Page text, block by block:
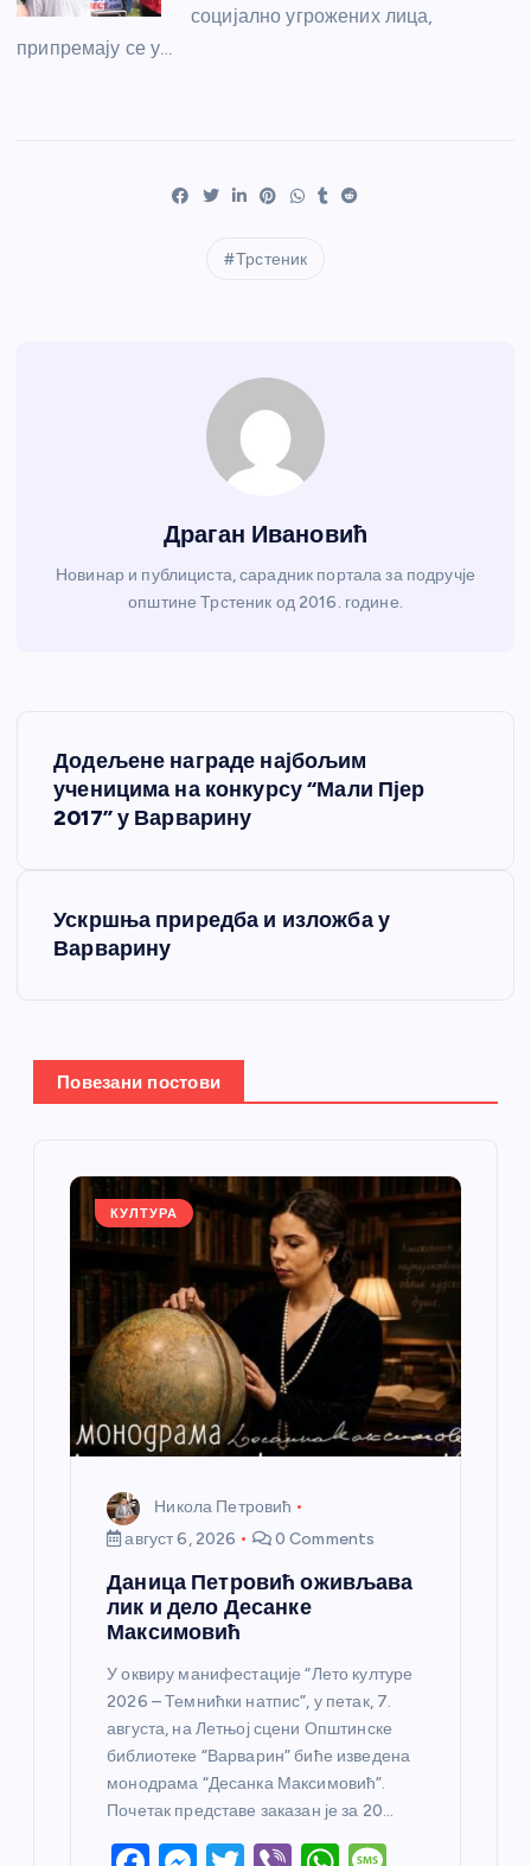
социјално угрожених лица,
припремају се у…
Трстеник
Драган Ивановић
Новинар и публициста, сарадник портала за подручје
општине Трстеник од 2016. године.
Додељене награде најбољим
ученицима на конкурсу “Мали Пјер
2017” у Варварину
Ускршња приредба и изложба у
Варварину
Повезани постови
КУЛТУРА
Никола Петровић
август 6, 2026
0 Comments
Даница Петровић оживљава
лик и дело Десанке
Максимовић
У оквиру манифестације “Лето културе
2026 – Темнићки натпис”, у петак, 7.
августа, на Летњој сцени Општинске
библиотеке “Варварин” биће изведена
монодрама “Десанка Максимовић”.
Почетак представе заказан је за 20…